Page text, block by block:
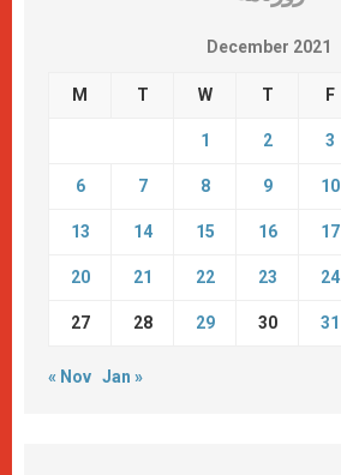
December 2021
M T W T F
1 2 3
6 7 8 9 10
13 14 15 16 17
20 21 22 23 24
27 28 29 30 31
« Nov Jan »